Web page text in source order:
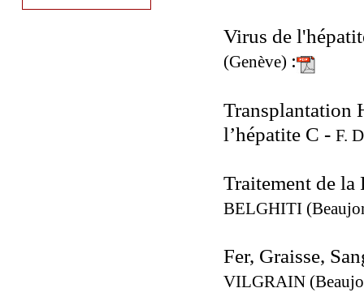
Virus de
(Genève) :
Transplantation
l’hépatite C - F.
Traitement de
BELGHITI
Fer, Graisse,
VILGRAIN